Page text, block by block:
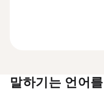
말하기는 언어